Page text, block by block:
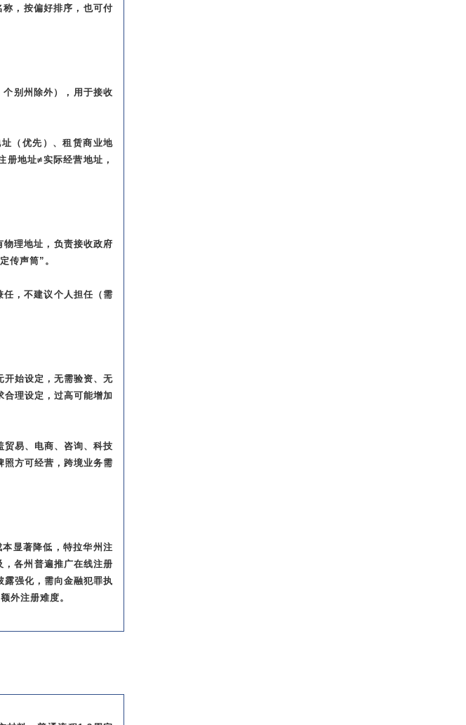
，按偏好排序，也可付
别州除外），用于接收
（优先）、租赁商业地
地址≠实际经营地址，
理地址，负责接收政府
传声筒”。
，不建议个人担任（需
始设定，无需验资、无
合理设定，过高可能增加
易、电商、咨询、科技
照方可经营，跨境业务需
显著降低，特拉华州注
各州普遍推广在线注册
露强化，需向金融犯罪执
外注册难度。